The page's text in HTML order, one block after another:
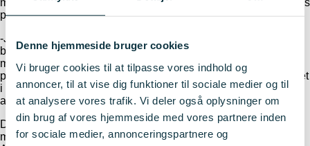
Denne hjemmeside bruger cookies
Vi bruger cookies til at tilpasse vores indhold og
annoncer, til at vise dig funktioner til sociale medier og til
at analysere vores trafik. Vi deler også oplysninger om
din brug af vores hjemmeside med vores partnere inden
for sociale medier, annonceringspartnere og
problemstillinger.
-Jeg synes, at det er spændende at undersøge, hvordan de
belægninger, vi arbejder med og udvikler, opfører sig. Det er
motiverende at udvikle noget nyt og sætte sig ind i nye
problemstillinger og se, at det man udvikler kan bruges til noget
i virkeligheden. Kombinationen af de to ting, er det, jeg elsker
allermest ved mit arbejde, siger Sascha Louring.
De tynde belægninger, som Sascha Louring beskæftiger sig
med, kan have en mange forskellige egenskaber.